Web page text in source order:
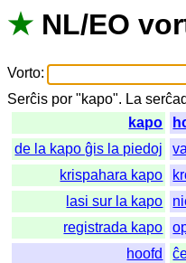
★ NL/EO
Vorto:
Serĉis por "kapo". La
kapo
de la kapo ĝis la piedoj
krispahara kapo
lasi sur la kapo
registrada kapo
hoofd